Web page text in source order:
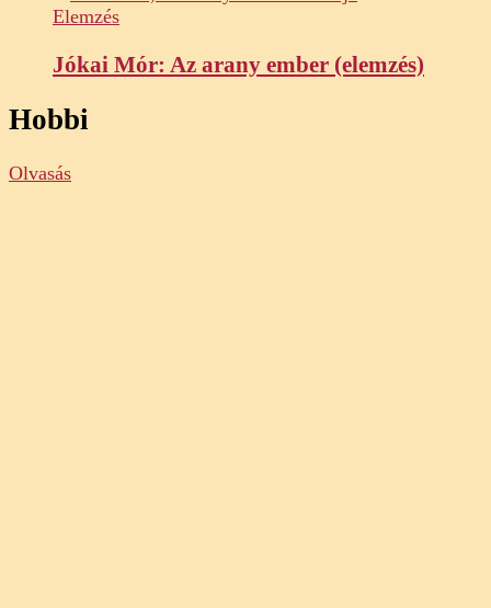
Elemzés
Jókai Mór: Az arany ember (elemzés)
Hobbi
Olvasás